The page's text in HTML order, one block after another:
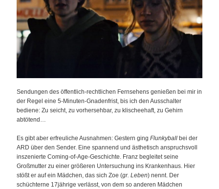
Sendungen des öffentlich-rechtlichen Fernsehens genießen bei mir in
der Regel eine 5-Minuten-Gnadenfrist, bis ich den Ausschalter
bediene: Zu seicht, zu vorhersehbar, zu klischeehaft, zu Gehirn
abtötend…
Es gibt aber erfreuliche Ausnahmen: Gestern gingFlunkyball bei der
ARD über den Sender. Eine spannend und ästhetisch anspruchsvoll
inszenierte Coming-of-Age-Geschichte. Franz begleitet seine
Großmutter zu einer größeren Untersuchung ins Krankenhaus. Hier
stößt er auf ein Mädchen, das sich Zoe (gr. Leben) nennt. Der
schüchterne 17jährige verlässt, von dem so anderen Mädchen